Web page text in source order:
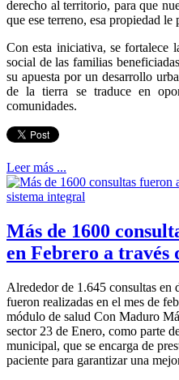
derecho al territorio, para que
que ese terreno, esa propiedad le
Con esta iniciativa, se fortalece
social de las familias
su apuesta por un desarrollo
de la tierra se traduce en
comunidades.
Leer más ...
Más de 1600
en Febrero a través
Alrededor de 1.645 consultas en
fueron realizadas en el mes de
módulo de salud Con Maduro
sector 23 de Enero, como parte
municipal, que se encarga de
paciente para garantizar una